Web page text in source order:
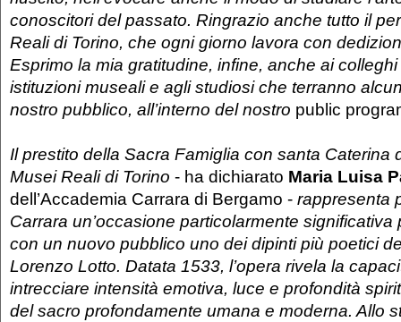
conoscitori del passato. Ringrazio anche tutto il
Reali di Torino, che ogni giorno lavora con
Esprimo la mia gratitudine, infine, anche ai
istituzioni museali e agli studiosi che terranno
nostro pubblico, all’interno del nostro public
Il prestito della Sacra Famiglia con santa Caterina
Musei Reali di Torino - ha dichiarato Maria Luisa
dell’Accademia Carrara di Bergamo - rappresenta
Carrara un’occasione particolarmente significativa
con un nuovo pubblico uno dei dipinti più poetici
Lorenzo Lotto. Datata 1533, l’opera rivela la
intrecciare intensità emotiva, luce e profondità
del sacro profondamente umana e moderna. Allo